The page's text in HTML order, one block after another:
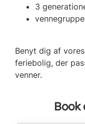
3
Benyt dig af
feriebolig, der
venner.
Book